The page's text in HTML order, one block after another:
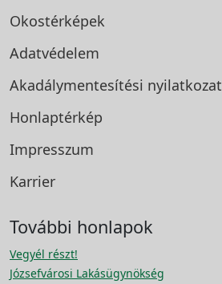
Okostérképek
Adatvédelem
Akadálymentesítési nyilatkozat
Honlaptérkép
Impresszum
Karrier
További honlapok
Vegyél részt!
Józsefvárosi Lakásügynökség